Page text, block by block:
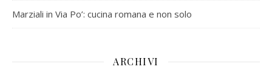
Marziali in Via Po’: cucina romana e non solo
ARCHIVI